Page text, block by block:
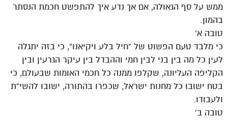
ממש על סף הגאולה, אם אך נדע איך להתפשט חכמת הנסתר
בהמון.
טובה א’
כי מלבד טעם הפשוט של “חיל בלע ויקיאנו”, כי בזה יתגלה
לעין כל מה בין בני לבין חמי וההבדל בין עיקר הגרעין ובין
הקליפה העליונה, שקלפו ממנה כל חכמי האומות שבעולם, כי
בטח ישובו כל מחנות ישראל, שכפרו בהתורה, ישובו להשי”ת
ולעבודו.
טובה ב’